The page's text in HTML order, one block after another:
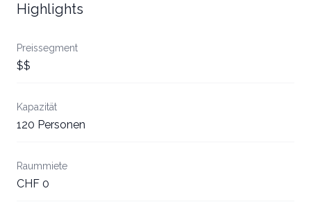
Highlights
Preissegment
$$
Kapazität
120 Personen
Raummiete
CHF 0